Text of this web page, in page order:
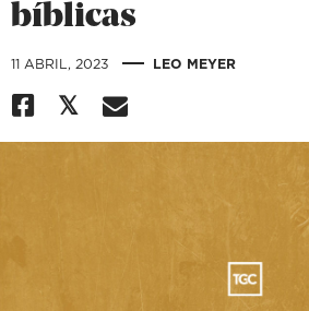
bíblicas
11 ABRIL, 2023 | ​LEO MEYER